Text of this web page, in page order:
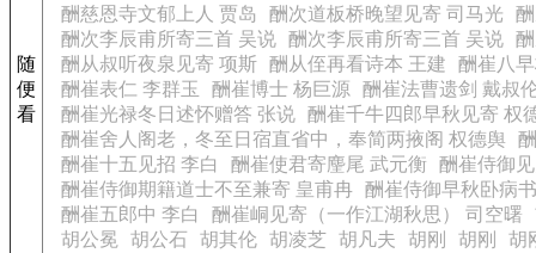
随
便
看
酬慈恩寺文郁上人 贾岛
酬次道板桥晚望见寄 司马光
酬次李辰甫所寄三首 吴说 酬次李辰甫所寄三首 吴说
酬从叔听夜泉见寄 项斯 酬从侄再看诗本 王建
酬崔八
酬崔表仁 李群玉
酬崔博士 杨巨源
酬崔法曹遗剑 戴叔
酬崔光禄冬日述怀赠答 张说 酬崔千牛四郎早秋见寄 权
酬崔舍人阁老，冬至日宿直省中，奉简两掖阁 权德舆
酬崔十五见招 李白
酬崔使君寄麈尾 武元衡
酬崔侍御
酬崔侍御期籍道士不至兼寄 皇甫冉 酬崔侍御早秋卧病
酬崔五郎中 李白
酬崔峒见寄（一作江湖秋思） 司空曙
胡公冕
胡公石 胡其伦 胡凌芝 胡凡夫 胡刚 胡刚
胡